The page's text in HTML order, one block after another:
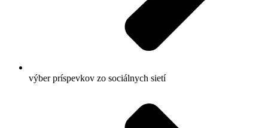
výber príspevkov zo sociálnych sietí